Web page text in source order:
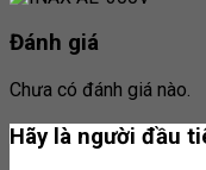
Đánh giá
Chưa có đánh giá nào.
Hãy là người đầu